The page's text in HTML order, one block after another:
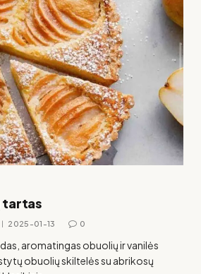
tartas
2025-01-13 0
aromatingas obuolių ir vanilės
obuolių skiltelės su abrikosų